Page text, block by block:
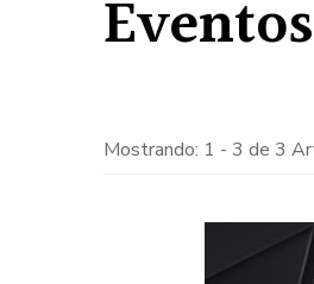
Eventos
Mostrando: 1 - 3 de 3